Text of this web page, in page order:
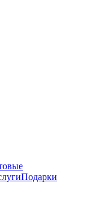
Подарки